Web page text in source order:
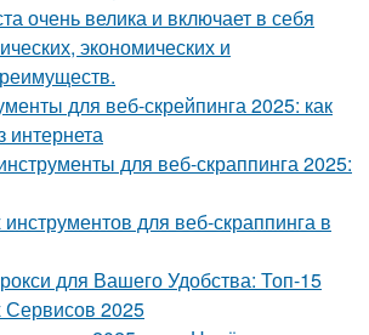
очень велика и включает в себя
экономических и
для веб-скрейпинга 2025: как
интернета
для веб-скраппинга 2025:
для веб-скраппинга в
для Вашего Удобства: Топ-15
Сервисов 2025